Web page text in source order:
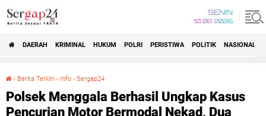
SENIN
10 08 2026
DAERAH KRIMINAL HUKUM POLRI PERISTIWA POLITIK NASIONAL
› Berita Terkini › Info › Sergap24
Polsek Menggala Berhasil Ungkap Kasus
Pencurian Motor Bermodal Nekad, Dua